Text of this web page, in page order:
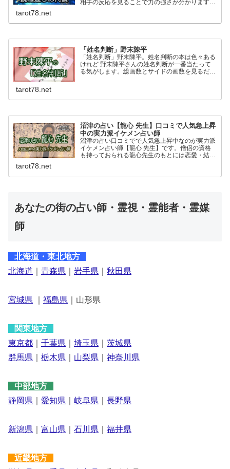
相手の反応を見ることで力の強さが分かります。
tarot78.net
「姓名判断」野末陳平
「姓名判断」野末陳平。姓名判断の本は色々ある
けれど 野末陳平さんの姓名判断が一番当たって
る気がします。総画数とサイドの画数を見るだけ
tarot78.net
沼津の占い【龍心 先生】口コミで人気急上昇
中の実力派イケメン占い師
沼津の占い口コミでで人気急上昇中なのが実力派
イケメン占い師【龍心 先生】です。僧侶の資格
も持っておられる龍心先生のもとには恋愛・結
介しています。
tarot78.net
あなたの街の占い師・霊視・霊能者・霊媒
師
北海道・東北地方
北海道
青森県 岩手県 秋田県
宮城県 福島県 ｜山形県
関東地方
東京都
千葉県 埼玉県
茨城県
群馬県
栃木県 山梨県 神奈川県
中部地方
静岡県
愛知県 岐阜県 長野県
新潟県 富山県 石川県 福井県
近畿地方